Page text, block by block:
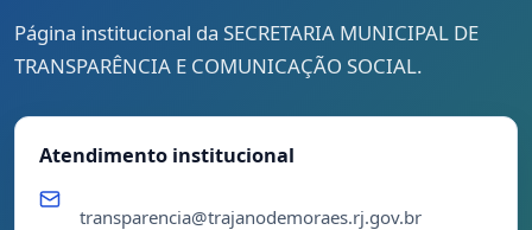
Página institucional da SECRETARIA MUNICIPAL DE
TRANSPARÊNCIA E COMUNICAÇÃO SOCIAL.
Atendimento institucional
transparencia@trajanodemoraes.rj.gov.br